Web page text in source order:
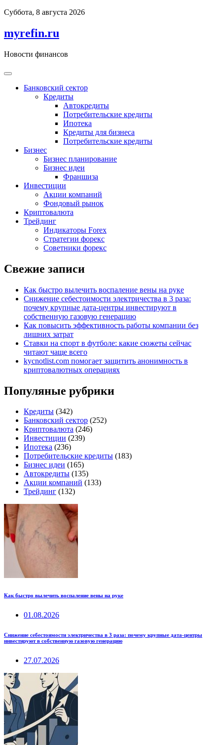
Перейти
содержимому
Суббота, 8 августа 2026
myrefin.ru
Новости финансов
Банковский сектор
Кредиты
Автокредиты
Потребительские кредиты
Ипотека
Кредиты для бизнеса
Потребительские кредиты
Бизнес
Бизнес планирование
Бизнес идеи
Франшиза
Инвестиции
Акции компаний
Фондовый рынок
Криптовалюта
Трейдинг
Индикаторы Forex
Стратегии форекс
Советники форекс
Свежие записи
Как быстро вылечить воспаление вены на руке
Снижение себестоимости электричества в 3 раза:
почему крупные дата-центры инвестируют в
собственную газовую генерацию
Как повысить эффективность работы компании без
лишних затрат
Ставки на спорт в футболе: какие сюжеты сейчас
читают чаще всего
kycnotlist.com помогает защитить анонимность в
криптовалютных операциях
Популяные рубрики
Кредиты (342)
Банковский сектор (252)
Криптовалюта (246)
Инвестиции (239)
Ипотека (236)
Потребительские кредиты (183)
Бизнес идеи (165)
Автокредиты (135)
Акции компаний (133)
Трейдинг (132)
Как быстро вылечить воспаление вены на руке
01.08.2026
Снижение себестоимости электричества в 3 раза: почему крупные дата-центры
инвестируют в собственную газовую генерацию
27.07.2026